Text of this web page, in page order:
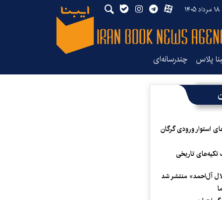
پلاس چندرسانه‌ای
استوار ورودی گرگان
تکیه‌های تاریخی
آل‌احمد» منتشر شد